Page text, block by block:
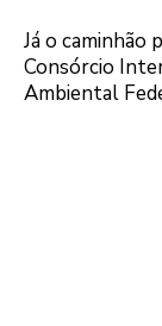
Já o caminhão
Consórcio
Ambiental